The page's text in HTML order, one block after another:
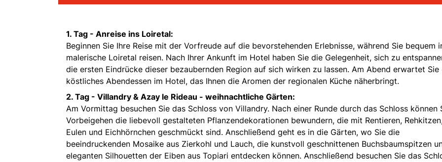
1. Tag - Anreise ins Loiretal:
Beginnen Sie Ihre Reise mit der Vorfreude auf die bevorstehenden Erlebnisse, während Sie bequem
malerische Loiretal reisen. Nach Ihrer Ankunft im Hotel haben Sie die Gelegenheit, sich zu
die ersten Eindrücke dieser bezaubernden Region auf sich wirken zu lassen. Am Abend erwartet Sie
köstliches Abendessen im Hotel, das Ihnen die Aromen der regionalen Küche näherbringt.
2. Tag - Villandry & Azay le Rideau - weihnachtliche Gärten:
Am Vormittag besuchen Sie das Schloss von Villandry. Nach einer Runde durch das Schloss können
Vorbeigehen die liebevoll gestalteten Pflanzendekorationen bewundern, die mit Rentieren,
Eulen und Eichhörnchen geschmückt sind. Anschließend geht es in die Gärten, wo Sie die
beeindruckenden Mosaike aus Zierkohl und Lauch, die kunstvoll geschnittenen Buchsbaumspitzen
eleganten Silhouetten der Eiben aus Topiari entdecken können. Anschließend besuchen Sie das